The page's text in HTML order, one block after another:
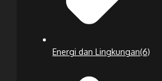
Energi dan Lingkungan(6)